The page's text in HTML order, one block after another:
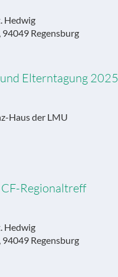
Hedwig
Regensburg
Elterntagung 2025
Haus der LMU
Regionaltreff
Hedwig
Regensburg